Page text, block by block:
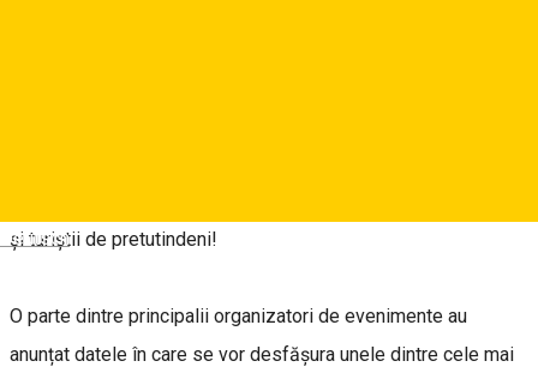
Deutsch
și turiștii de pretutindeni!
O parte dintre principalii organizatori de evenimente au
anunțat datele în care se vor desfășura unele dintre cele mai